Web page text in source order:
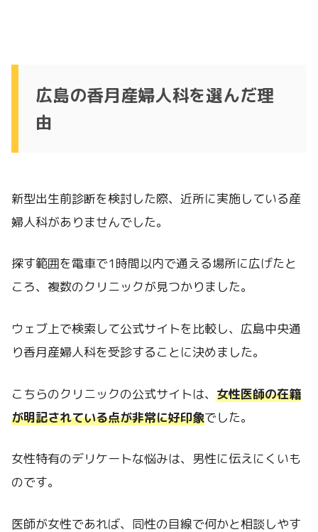
広島の香月産婦人科を選んだ理
由
新型出生前診断を検討した際、近所に実施している産
婦人科がありませんでした。
探す範囲を電車で1時間以内で通える場所に広げたと
ころ、複数のクリニックが見つかりました。
ウェブ上で検索して公式サイトを比較し、広島中央通
り香月産婦人科を受診することに決めました。
こちらのクリニックの公式サイトは、 女性医師の在籍
が明記されている点が非常に好印象でした。
女性特有のデリケートな悩みは、男性に伝えにくいも
のです。
医師が女性であれば、同性の目線で何かと相談しやす